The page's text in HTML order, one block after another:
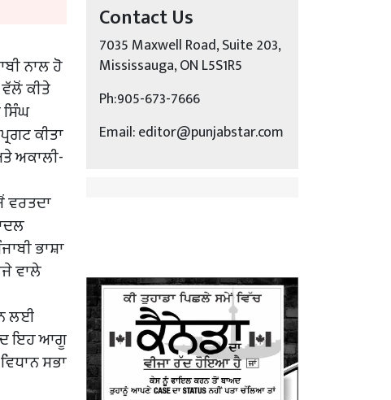
ਨਾਲ ਹੋ
ਕੀਤੇ
ਕੀਤਾ
ਅਕਾਲੀ-
ਵਰਤਦਾ
ਭਾਸ਼ਾ
ਵਾਲੇ
ਲਈ
ਇਹ ਆਗੂ
ਸਭਾ
Contact Us
7035 Maxwell Road, Suite 203,
Mississauga, ON L5S1R5
Ph:905-673-7666
Email: editor@punjabstar.com